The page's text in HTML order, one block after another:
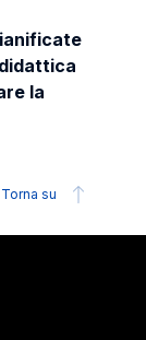
la
Torna su